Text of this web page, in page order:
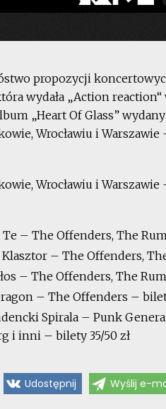
propozycji
wydała „Action
„Heart Of Glass”
Wrocławiu i
Wrocławiu i
Te – The Offenders, The
Klasztor – The Offenders,
– The Offenders, The
– The Offenders –
Spirala – Punk
i inni – bilety 35/50 zł
Udostępnij Wyślij e-